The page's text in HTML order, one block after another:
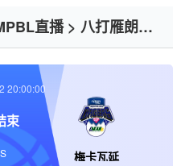
直播> 八打雁朗姆
梅卡瓦延
20:00:00
束